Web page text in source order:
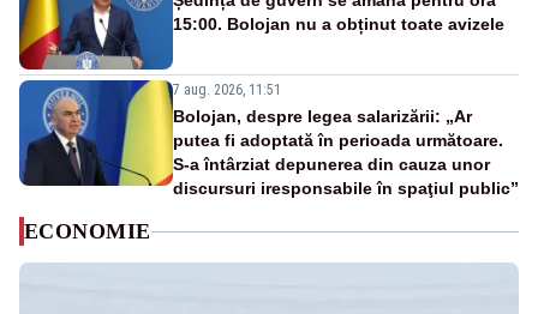
15:00. Bolojan nu a obținut toate avizele
7 aug. 2026, 11:51
Bolojan, despre legea salarizării: „Ar
putea fi adoptată în perioada următoare.
S-a întârziat depunerea din cauza unor
discursuri iresponsabile în spaţiul public”
ECONOMIE